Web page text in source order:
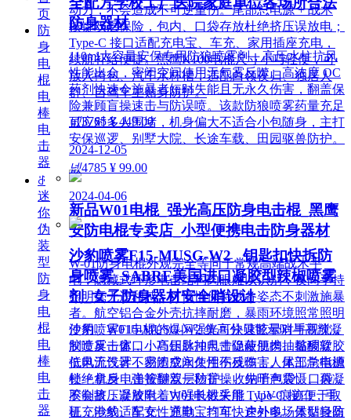
动力，不会造成不可逆重伤。尾部总电源 + 战术
按键双层保险，包内、口袋存放杜绝挤压误放电；
Type-C 接口适配充电宝、车充、家用插座充电，
续航补给便捷。黑鹰K100电棍尺寸小巧轻便，可
放入挎包、汽车水杯槽，适配白领夜归、独居人
群、自驾车主贴身防护。
넶3765 ¥ 449.00
2024-12-05
新品W01电棍_强光高压防身电击棍_黑鹰
安防电棍专卖店_小型便携电击防身器材
W-01防身电棍外观完全等同于常规高端战术手
电，隐藏式环形电击结构肉眼难以识别，夜间手持
照明毫无违和感，可悄悄保持戒备姿态不刺激施暴
者。航空铝合金外壳抗摔耐磨，暴雨环境照常照明
使用。W01电棍的爆闪强光可快速眩晕对手视觉，
制造反击窗口；高压脉冲电击促使肌肉抽搐酸软，
低电流设计不易造成永久性伤残伤害。尾部总电源
锁 + 机身电击按键双层防护，收纳于包袋、口袋
不会挤压误放电；W01电棍采用 Type-C 接口，手
机充电线、车充、充电宝均可快速补电。体型轻盈
防身器材
110ml大容量安保专用防狼喷雾剂，高压水柱抗风
性能出众，密闭空间使用无气雾反噬。高浓度 OC
药剂快速令施暴者短时失能且无永久伤害，翻盖保
险兼顾盲操速击与防误喷。该款防狼喷雾药量充足
可应对多人围堵，机身偏大不适合小包随身，主打
安保巡逻、别墅大院、长途车载、田园驱兽防护。
넶4785 ¥ 99.00
2024-04-06
沙豹喷雾F15-MUSG-W2 _钥匙扣快拆防
身喷雾_SABRE美国进口凝胶型辣椒喷雾
剂_女子防身器材安全哨设计
沙豹喷雾F15-MUSG-W2 集高分贝警示哨与高辣凝
胶喷雾一体，小巧钥匙扣尺寸隐蔽便携。黏稠凝胶
抗风无气雾，密闭空间使用不反噬；人体工学指槽
杜绝拿反，弹簧翻盖一秒盲操。先哨声震慑、再凝
胶制敌，凝胶附着力强长效失能，UV 痕迹便于取
证，沙豹适配女性通勤、打车、户外多场景贴身防
页
防
身
电
棍
电
棒
电
击
器
ꁕ
迷
你
伪
装
型
防
身
电
棍
电
棒
电
击
器